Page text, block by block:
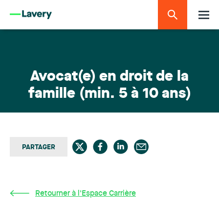
Avocat(e) en droit de la
famille (min. 5 à 10 ans)
PARTAGER
Retourner à l'Espace Carrière